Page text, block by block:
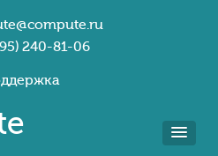
240-81-06